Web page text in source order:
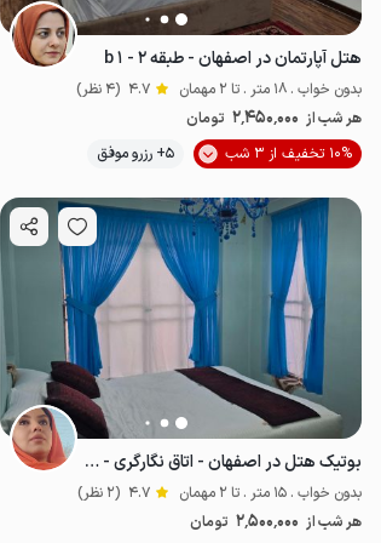
هتل آپارتمان در اصفهان - طبقه ۲ - b ۱
بدون خواب . 18 متر . تا 2 مهمان 4.7 (4 نظر)
هر شب از 2٬450٬000 تومان
10% تخفیف از 3 شب
5+ رزرو موفق
بوتیک هتل در اصفهان - اتاق نگارگری - ط دوم
بدون خواب . 15 متر . تا 2 مهمان 4.7 (2 نظر)
هر شب از 2٬500٬000 تومان